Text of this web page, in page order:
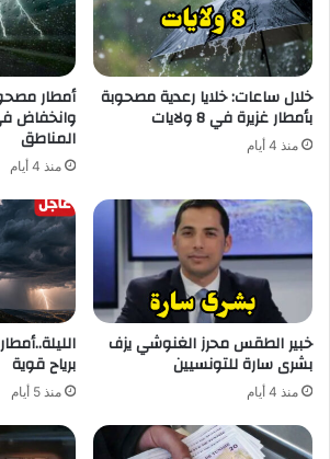
خلال ساعات: خلايا رعدية مصحوبة
بأمطار غزيرة في 8 ولايات
منذ 4 أيام
أمطار
وانخفاض
المناطق
منذ 4 أيام
خبير الطقس محرز الغنوشي يزف
بشرى سارة للتونسيين
منذ 4 أيام
برياح قوية
منذ 5 أيام